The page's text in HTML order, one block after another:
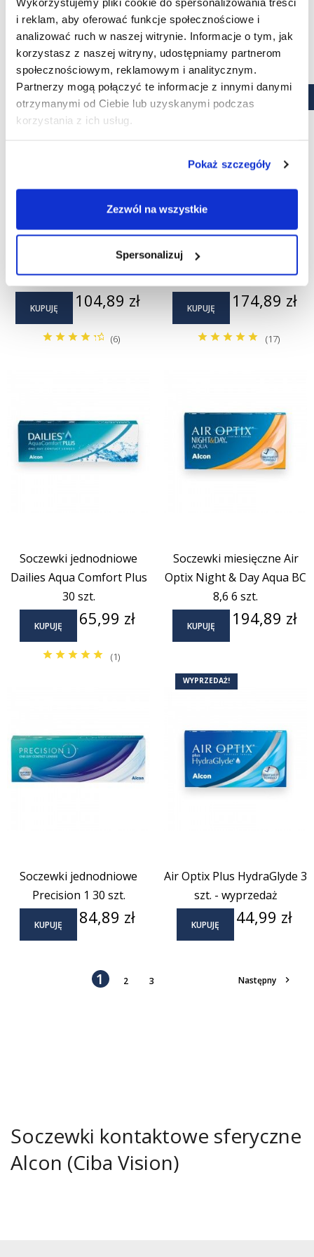
i reklam, aby oferować funkcje społecznościowe i
analizować ruch w naszej witrynie. Informacje o tym, jak
korzystasz z naszej witryny, udostępniamy partnerom
społecznościowym, reklamowym i analitycznym.
Partnerzy mogą połączyć te informacje z innymi danymi
otrzymanymi od Ciebie lub uzyskanymi podczas
korzystania z ich usług.
Pokaż szczegóły
Zezwól na wszystkie
Spersonalizuj
(6)
Soczewki miesięczne Air
Optix Night&Day Aqua 3
szt.
KUPUJĘ Cena
104,89 zł
Soczewki jednodniowe
Dailies Aqua Comfort Plus
90 szt.
KUPUJĘ Cena
174,89 zł
(6)
Soczewki jednodniowe
Dailies Aqua Comfort Plus
30 szt.
KUPUJĘ Cena
65,99 zł
(17)
Soczewki miesięczne Air
Optix Night & Day Aqua BC
8,6 6 szt.
KUPUJĘ Cena
194,89 zł
(1)
Soczewki jednodniowe
Precision 1 30 szt.
KUPUJĘ Cena
84,89 zł
Air Optix Plus HydraGlyde 3
szt. - wyprzedaż
KUPUJĘ Cena
44,99 zł
WYPRZEDAŻ!
1 2 3 Następny 
Soczewki kontaktowe sferyczne
Alcon (Ciba Vision)